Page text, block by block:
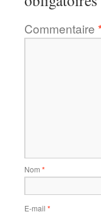
Commentaire
Nom *
E-mail *